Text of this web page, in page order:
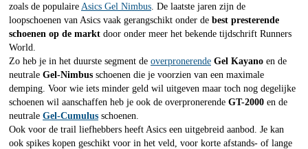
zoals de populaire Asics Gel Nimbus . De laatste jaren zijn de
loopschoenen van Asics vaak gerangschikt onder de best presterende
schoenen op de markt door onder meer het bekende tijdschrift Runners
World.
Zo heb je in het duurste segment de overpronerende Gel Kayano en de
neutrale Gel-Nimbus schoenen die je voorzien van een maximale
demping. Voor wie iets minder geld wil uitgeven maar toch nog degelijke
schoenen wil aanschaffen heb je ook de overpronerende GT-2000 en de
neutrale Gel-Cumulus schoenen.
Ook voor de trail liefhebbers heeft Asics een uitgebreid aanbod. Je kan
ook spikes kopen geschikt voor in het veld, voor korte afstands- of lange